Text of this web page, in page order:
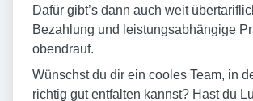
Dafür gibt’s dann auch weit
Bezahlung und leistungsabhängige
obendrauf.
Wünschst du dir ein cooles Team, in
richtig gut entfalten kannst? Hast du